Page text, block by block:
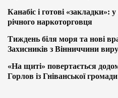
Канабіс і готові «закладки»:
річного наркоторговця
Тиждень біля моря та нові
Захисників з Вінниччини
«На щиті» повертається
Горлов із Гніванської громади